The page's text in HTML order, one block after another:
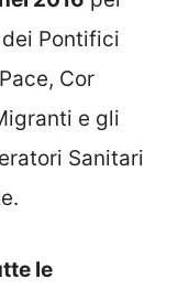
Pontifici
Cor
e gli
Sanitari
le